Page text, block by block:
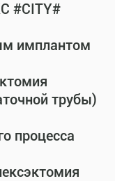
#CITY#
имплантом
трубы)
процесса